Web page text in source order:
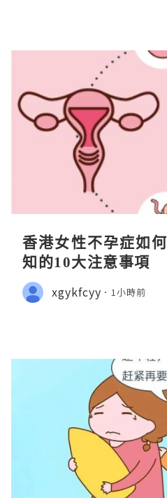
香港女性不孕症如
知的10大注意事項
xgykfcyy 1小時前